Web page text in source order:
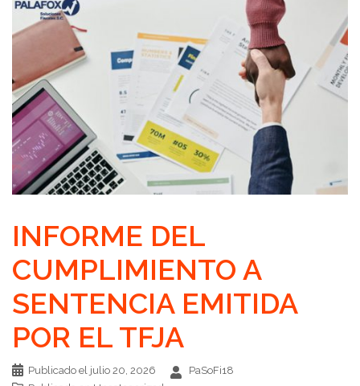
INFORME DEL
CUMPLIMIENTO A
SENTENCIA EMITIDA
POR EL TFJA
Publicado el julio 20, 2026
PaSoFi18